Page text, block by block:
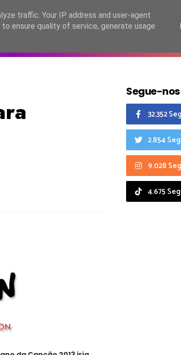
LANÇAMENTOS ESPECIAIS
Segue-
32.352
2.854
9.028
4.675
traffic. Your IP address and user-agent
ensure quality of service, generate usage